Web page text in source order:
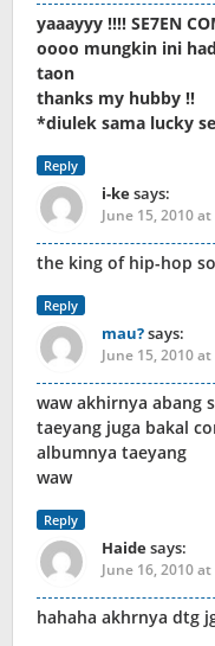
yaaayyy !!!! SE7EN
oooo mungkin ini
taon
thanks my hubby !!
*diulek sama lucky
Reply
i-kesays:
June 15, 2010
the king of hip-hop
Reply
mau?says:
June 15, 2010
waw akhirnya abang
taeyang juga bakal
albumnya taeyang
waw
Reply
Haidesays:
June 16, 2010
hahaha akhrnya dtg